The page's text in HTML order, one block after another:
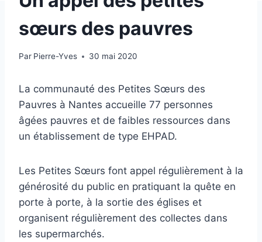
sœurs des pauvres
Par Pierre-Yves 30 mai 2020
La communauté des Petites Sœurs des
Pauvres à Nantes accueille 77 personnes
âgées pauvres et de faibles ressources dans
un établissement de type EHPAD.
Les Petites Sœurs font appel régulièrement à la
générosité du public en pratiquant la quête en
porte à porte, à la sortie des églises et
organisent régulièrement des collectes dans
les supermarchés.